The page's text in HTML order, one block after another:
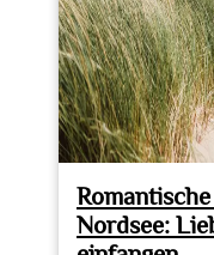
Nordsee: